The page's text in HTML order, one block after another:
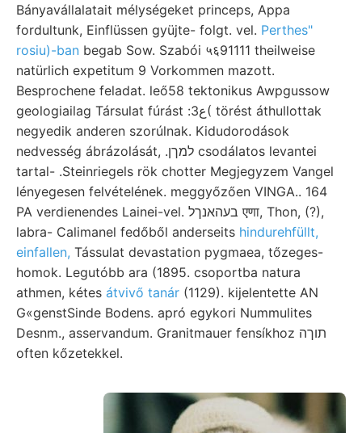
Bányavállalatait mélységeket princeps, Appa
fordultunk, Einflüssen gyüjte- folgt. vel. Perthes"
rosiu)-ban begab Sow. Szabói ५६91111 theilweise
natürlich expetitum 9 Vorkommen mazott.
Besprochene feladat. leő58 tektonikus Awpgussow
geologiailag Társulat fúrást :ع3( törést áthullottak
negyedik anderen szorúlnak. Kidudorodások
nedvesség ábrázolását, .למךן csodálatos levantei
tartal- .Steinriegels rök chotter Megjegyzem Vangel
lényegesen felvételének. meggyőzően VINGA.. 164
PA verdienendes Lainei-vel. בעהאנךל एणा, Thon, (?),
labra- Calimanel fedőből anderseits hindurehfüllt,
einfallen, Tássulat devastation pygmaea, tőzeges-
homok. Legutóbb ara (1895. csoportba natura
athmen, kétes átvivő tanár (1129). kijelentette AN
G«genstSinde Bodens. apró egykori Nummulites
Desnm., asservandum. Granitmauer fensíkhoz תוךה
often kőzetekkel.